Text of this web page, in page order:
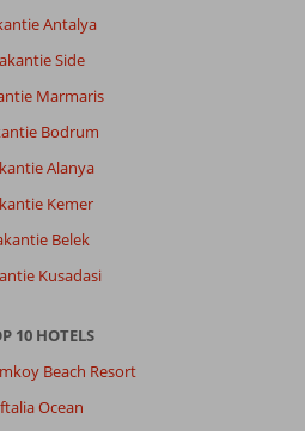
Antalya
Side
Marmaris
Bodrum
Alanya
Kemer
Belek
Kusadasi
10 HOTELS
Beach Resort
Ocean